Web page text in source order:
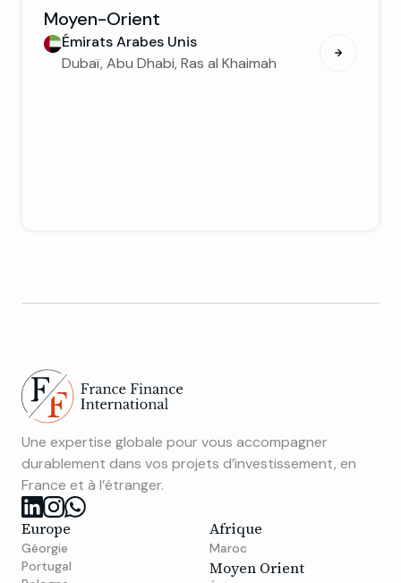
Moyen-Orient
Émirats Arabes Unis
Dubaï, Abu Dhabi, Ras al Khaimah
Une expertise globale pour vous accompagner
durablement dans vos projets d’investissement, en
France et à l’étranger.
Europe
Géorgie
Portugal
Afrique
Maroc
Moyen Orient